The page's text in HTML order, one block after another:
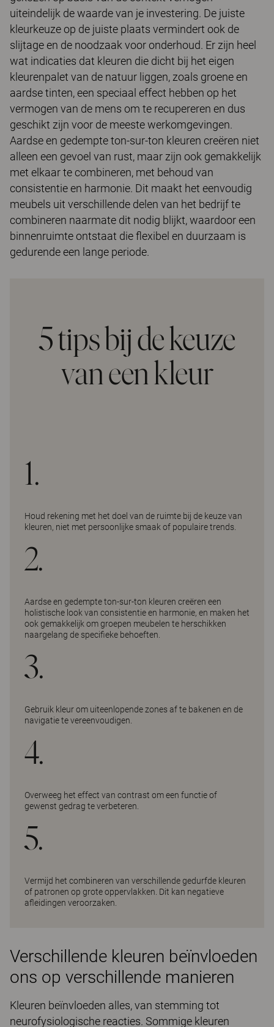
uiteindelijk de waarde van je investering. De juiste
kleurkeuze op de juiste plaats vermindert ook de
slijtage en de noodzaak voor onderhoud. Er zijn heel
wat indicaties dat kleuren die dicht bij het eigen
kleurenpalet van de natuur liggen, zoals groene en
aardse tinten, een speciaal effect hebben op het
vermogen van de mens om te recupereren en dus
geschikt zijn voor de meeste werkomgevingen.
Aardse en gedempte ton-sur-ton kleuren creëren niet
alleen een gevoel van rust, maar zijn ook gemakkelijk
met elkaar te combineren, met behoud van
consistentie en harmonie. Dit maakt het eenvoudig
meubels uit verschillende delen van het bedrijf te
combineren naarmate dit nodig blijkt, waardoor een
binnenruimte ontstaat die flexibel en duurzaam is
gedurende een lange periode.
5 tips bij de keuze
van een kleur
1.
Houd rekening met het doel van de ruimte bij de keuze van
kleuren, niet met persoonlijke smaak of populaire trends.
2.
Aardse en gedempte ton-sur-ton kleuren creëren een
holistische look van consistentie en harmonie, en maken het
ook gemakkelijk om groepen meubelen te herschikken
naargelang de specifieke behoeften.
3.
Gebruik kleur om uiteenlopende zones af te bakenen en de
navigatie te vereenvoudigen.
4.
Overweeg het effect van contrast om een functie of
gewenst gedrag te verbeteren.
5.
Vermijd het combineren van verschillende gedurfde kleuren
of patronen op grote oppervlakken. Dit kan negatieve
afleidingen veroorzaken.
Verschillende kleuren beïnvloeden
ons op verschillende manieren
Kleuren beïnvloeden alles, van stemming tot
neurofysiologische reacties. Sommige kleuren